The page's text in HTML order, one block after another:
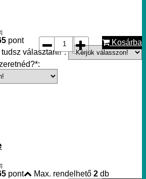
]
pont
tudsz választani!*:
Kosárba
]
pont
Max. rendelhető 2 db